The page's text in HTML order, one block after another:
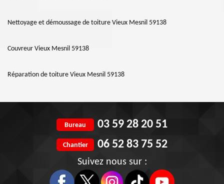
Nettoyage et démoussage de toiture Vieux Mesnil 59138
Couvreur Vieux Mesnil 59138
Réparation de toiture Vieux Mesnil 59138
Bureau 03 59 28 20 51
Chantier 06 52 83 75 52
Suivez nous sur :